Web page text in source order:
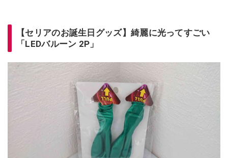
【セリアのお誕生日グッズ】綺麗に光ってすごい
「LEDバルーン 2P」